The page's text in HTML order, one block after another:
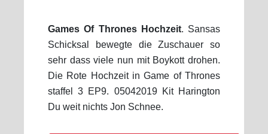
Games Of Thrones Hochzeit. Sansas
Schicksal bewegte die Zuschauer so
sehr dass viele nun mit Boykott drohen.
Die Rote Hochzeit in Game of Thrones
staffel 3 EP9. 05042019 Kit Harington
Du weit nichts Jon Schnee.